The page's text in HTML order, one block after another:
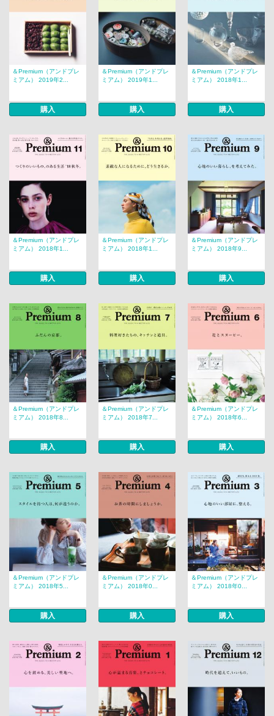
＆Premium（アンドプレ
ミアム） 2019年2...
購入
＆Premium（アンドプレ
ミアム） 2019年1...
購入
＆Premium（アンドプレ
ミアム） 2018年1...
購入
＆Premium（アンドプレ
ミアム） 2018年1...
購入
＆Premium（アンドプレ
ミアム） 2018年1...
購入
＆Premium（アンドプレ
ミアム） 2018年9...
購入
＆Premium（アンドプレ
ミアム） 2018年8...
購入
＆Premium（アンドプレ
ミアム） 2018年7...
購入
＆Premium（アンドプレ
ミアム） 2018年6...
購入
＆Premium（アンドプレ
ミアム） 2018年5...
購入
＆Premium（アンドプレ
ミアム） 2018年0...
購入
＆Premium（アンドプレ
ミアム） 2018年0...
購入